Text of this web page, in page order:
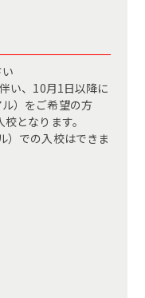
い、10月1日以降に
）をご希望の方
となります。
）での入校はできま